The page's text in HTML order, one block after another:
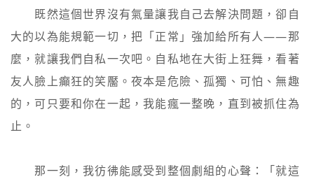
既然這個世界沒有氣量讓我自己去解決問題，卻自
大的以為能規範一切，把「正常」強加給所有人——那
麼，就讓我們自私一次吧。自私地在大街上狂舞，看著
友人臉上癲狂的笑靨。夜本是危險、孤獨、可怕、無趣
的，可只要和你在一起，我能瘋一整晚，直到被抓住為
止。
那一刻，我彷彿能感受到整個劇組的心聲：「就這